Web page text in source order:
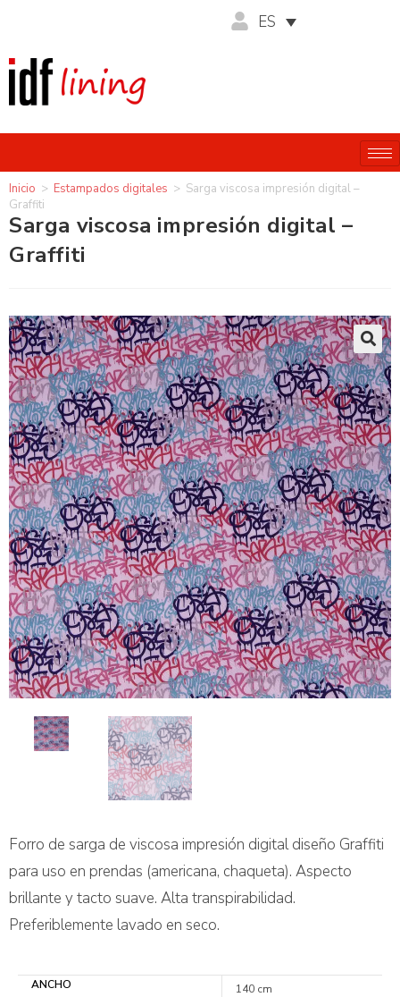
ES
Inicio > Estampados digitales > Sarga viscosa impresión digital –
Graffiti
Sarga viscosa impresión digital –
Graffiti
🔍
Forro de sarga de viscosa impresión digital diseño Graffiti
para uso en prendas (americana, chaqueta). Aspecto
brillante y tacto suave. Alta transpirabilidad.
Preferiblemente lavado en seco.
ANCHO
140 cm